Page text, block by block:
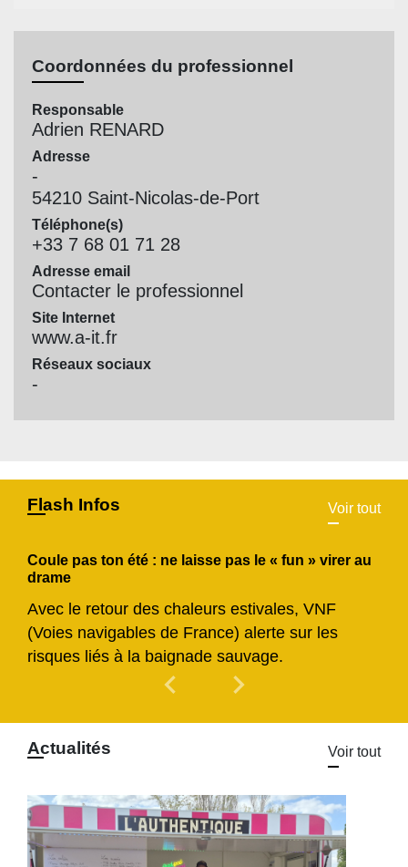
Coordonnées du professionnel
Responsable
Adrien RENARD
Adresse
-
54210 Saint-Nicolas-de-Port
Téléphone(s)
+33 7 68 01 71 28
Adresse email
Contacter le professionnel
Site Internet
www.a-it.fr
Réseaux sociaux
-
Flash Infos Voir tout
Coule pas ton été : ne laisse pas le « fun » virer au
drame
Avec le retour des chaleurs estivales, VNF
(Voies navigables de France) alerte sur les
risques liés à la baignade sauvage.
chevron_left Previous
chevron_right
Actualités Voir tout